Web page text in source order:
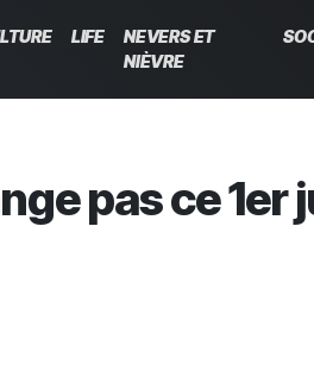
LIFE
NEVERS ET
NIÈVRE
pas ce 1er